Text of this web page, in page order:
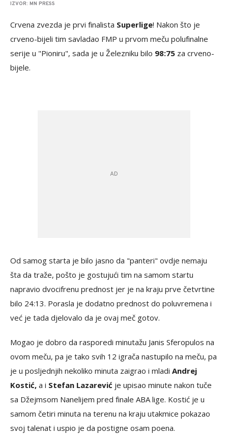
IZVOR: MN PRESS
Crvena zvezda je prvi finalista Superlige! Nakon što je
crveno-bijeli tim savladao FMP u prvom meču polufinalne
serije u "Pioniru", sada je u Železniku bilo 98:75 za crveno-
bijele.
Od samog starta je bilo jasno da "panteri" ovdje nemaju
šta da traže, pošto je gostujući tim na samom startu
napravio dvocifrenu prednost jer je na kraju prve četvrtine
bilo 24:13. Porasla je dodatno prednost do poluvremena i
već je tada djelovalo da je ovaj meč gotov.
Mogao je dobro da rasporedi minutažu Janis Sferopulos na
ovom meču, pa je tako svih 12 igrača nastupilo na meču, pa
je u posljednjih nekoliko minuta zaigrao i mladi Andrej
Kostić, a i Stefan Lazarević je upisao minute nakon tuče
sa Džejmsom Nanelijem pred finale ABA lige. Kostić je u
samom četiri minuta na terenu na kraju utakmice pokazao
svoj talenat i uspio je da postigne osam poena.